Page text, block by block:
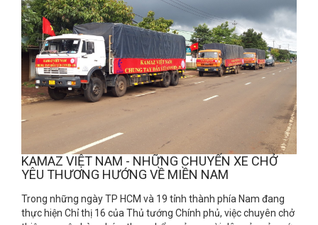
KAMAZ VIỆT NAM - NHỮNG CHUYẾN XE CHỞ
YÊU THƯƠNG HƯỚNG VỀ MIỀN NAM
Trong những ngày TP HCM và 19 tỉnh thành phía Nam đang
thực hiện Chỉ thị 16 của Thủ tướng Chính phủ, việc chuyên chở